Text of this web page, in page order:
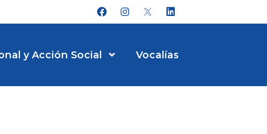
F
a
c
o
I
n
s
m
L
i
n
d
y Acción Social Vocalías